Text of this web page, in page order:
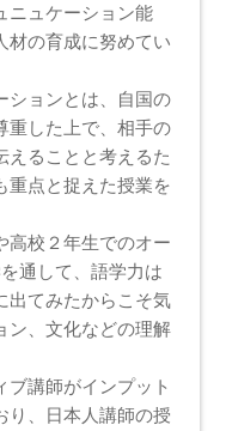
ニュケーション能
材の育成に努めてい
ションとは、自国の
重した上で、相手の
えることと考えるた
重点と捉えた授業を
高校２年生でのオー
通して、語学力は
出てみたからこそ気
ン、文化などの理解
講師がインプット
り、日本人講師の授